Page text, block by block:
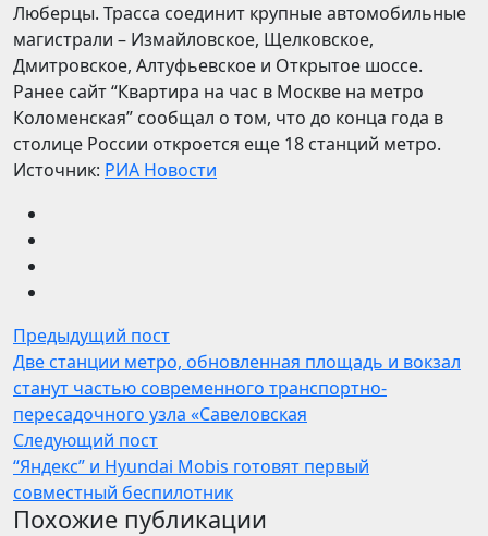
Люберцы. Трасса соединит крупные автомобильные
магистрали – Измайловское, Щелковское,
Дмитровское, Алтуфьевское и Открытое шоссе.
Ранее сайт “Квартира на час в Москве на метро
Коломенская” сообщал о том, что до конца года в
столице России откроется еще 18 станций метро.
Источник: РИА Новости
Предыдущий пост
Две станции метро, обновленная площадь и вокзал
станут частью современного транспортно-
пересадочного узла «Савеловская
Следующий пост
“Яндекс” и Hyundai Mobis готовят первый
совместный беспилотник
Похожие публикации